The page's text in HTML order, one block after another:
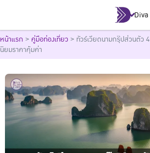
หน้าแรก > คู่มือท่องเที่ยว > ทัวร์เวียดนามกรุ๊ปส่วนตัว
นิยมราคาคุ้มค่า